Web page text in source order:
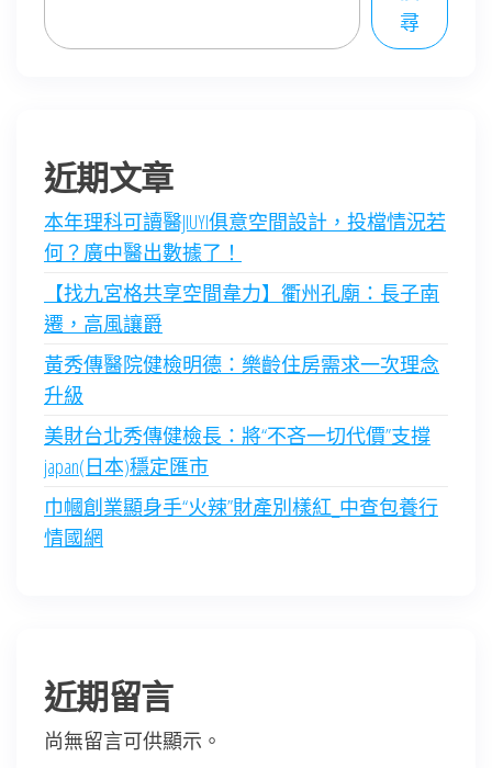
尋
近期文章
本年理科可讀醫JIUYI俱意空間設計，投檔情況若
何？廣中醫出數據了！
【找九宮格共享空間韋力】衢州孔廟：長子南
遷，高風讓爵
黃秀傳醫院健檢明德：樂齡住房需求一次理念
升級
美財台北秀傳健檢長：將“不吝一切代價”支撐
japan(日本)穩定匯市
巾幗創業顯身手“火辣”財產別樣紅_中查包養行
情國網
近期留言
尚無留言可供顯示。